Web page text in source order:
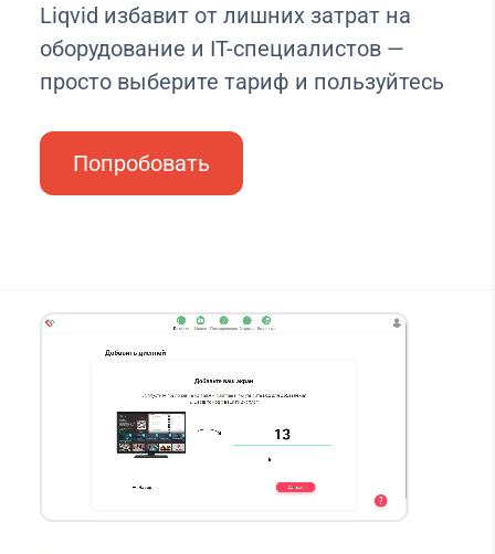
Liqvid избавит от лишних затрат на
оборудование и IT-специалистов —
просто выберите тариф и пользуйтесь
Попробовать